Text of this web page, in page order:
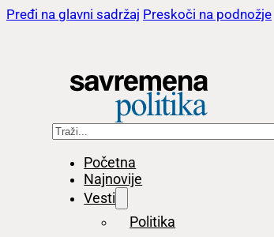
Pređi na glavni sadržaj Preskoči na podnožje
Pretraga
Početna
Najnovije
Vesti
Politika